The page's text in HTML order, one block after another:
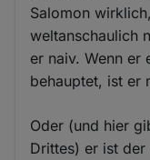
Salomon
weltanschaulich
er naiv. Wenn er
behauptet, ist er
Oder (und hier
Drittes) er ist der